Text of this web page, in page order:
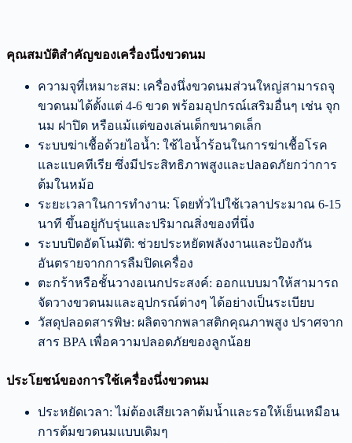
คุณสมบัติสำคัญของเครื่องนึ่งขวดนม
ความจุที่เหมาะสม: เครื่องนึ่งขวดนมส่วนใหญ่สามารถจุ
ขวดนมได้ตั้งแต่ 4-6 ขวด พร้อมอุปกรณ์เสริมอื่นๆ เช่น จุก
นม ฝาปิด หรือแม้แต่ของเล่นเด็กขนาดเล็ก
ระบบฆ่าเชื้อด้วยไอน้ำ: ใช้ไอน้ำร้อนในการฆ่าเชื้อโรค
และแบคทีเรีย ซึ่งมีประสิทธิภาพสูงและปลอดภัยกว่าการ
ต้มในหม้อ
ระยะเวลาในการทำงาน: โดยทั่วไปใช้เวลาประมาณ 6-15
นาที ขึ้นอยู่กับรุ่นและปริมาณสิ่งของที่นึ่ง
ระบบปิดอัตโนมัติ: ช่วยประหยัดพลังงานและป้องกัน
อันตรายจากการลืมปิดเครื่อง
ตะกร้าหรือชั้นวางอเนกประสงค์: ออกแบบมาให้สามารถ
จัดวางขวดนมและอุปกรณ์ต่างๆ ได้อย่างเป็นระเบียบ
วัสดุปลอดสารพิษ: ผลิตจากพลาสติกคุณภาพสูง ปราศจาก
สาร BPA เพื่อความปลอดภัยของลูกน้อย
ประโยชน์ของการใช้เครื่องนึ่งขวดนม
ประหยัดเวลา: ไม่ต้องเสียเวลาต้มน้ำและรอให้เย็นเหมือน
การต้มขวดนมแบบเดิมๆ